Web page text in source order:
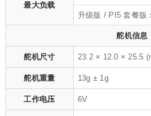
最大负载
升级版 / PI5 套餐版
舵机信息
舵机尺寸 23.2 × 12.0 × 25.5
舵机重量 13g ± 1g
工作电压 6V